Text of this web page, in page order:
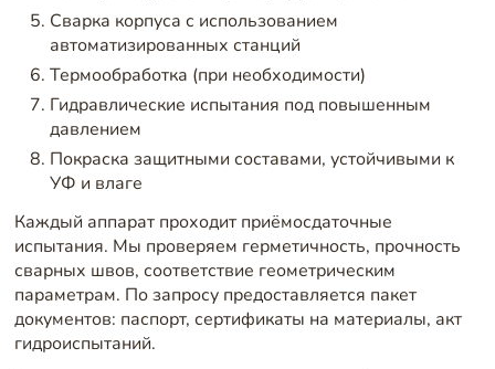
Сварка корпуса с использованием
автоматизированных станций
Термообработка (при необходимости)
Гидравлические испытания под повышенным
давлением
Покраска защитными составами, устойчивыми к
УФ и влаге
Каждый аппарат проходит приёмосдаточные
испытания. Мы проверяем герметичность, прочность
сварных швов, соответствие геометрическим
параметрам. По запросу предоставляется пакет
документов: паспорт, сертификаты на материалы, акт
гидроиспытаний.